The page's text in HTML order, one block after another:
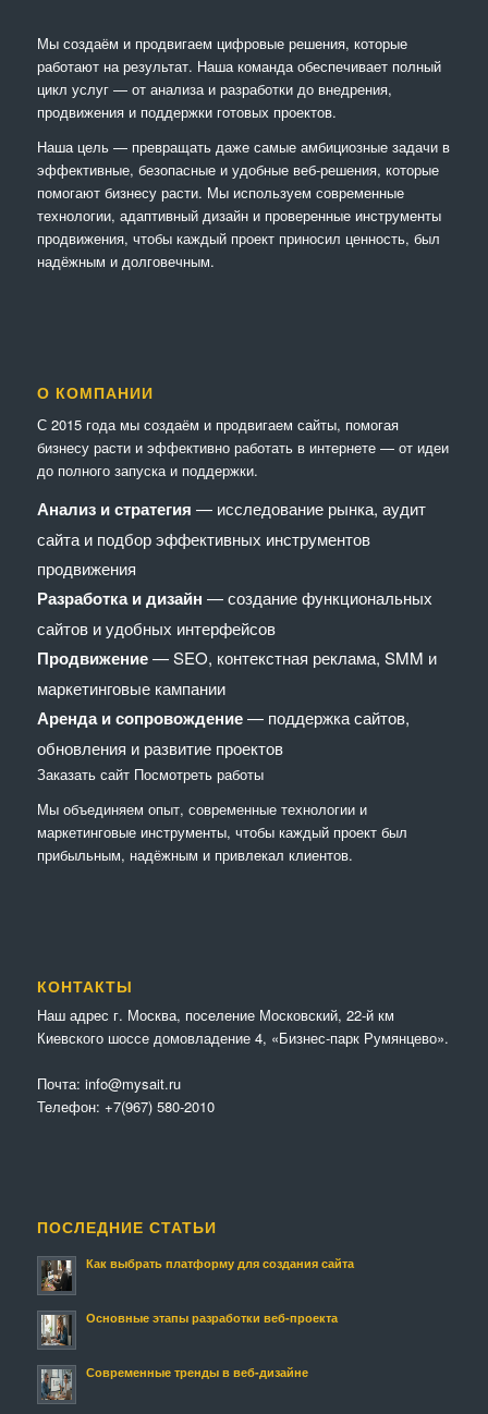
Мы создаём и продвигаем цифровые решения, которые
работают на результат. Наша команда обеспечивает полный
цикл услуг — от анализа и разработки до внедрения,
продвижения и поддержки готовых проектов.
Наша цель — превращать даже самые амбициозные задачи в
эффективные, безопасные и удобные веб-решения, которые
помогают бизнесу расти. Мы используем современные
технологии, адаптивный дизайн и проверенные инструменты
продвижения, чтобы каждый проект приносил ценность, был
надёжным и долговечным.
О КОМПАНИИ
С 2015 года мы создаём и продвигаем сайты, помогая
бизнесу расти и эффективно работать в интернете — от идеи
до полного запуска и поддержки.
Анализ и стратегия — исследование рынка, аудит
сайта и подбор эффективных инструментов
продвижения
Разработка и дизайн — создание функциональных
сайтов и удобных интерфейсов
Продвижение— SEO, контекстная реклама, SMM и
маркетинговые кампании
Аренда и сопровождение— поддержка сайтов,
обновления и развитие проектов
Заказать сайт Посмотреть работы
Мы объединяем опыт, современные технологии и
маркетинговые инструменты, чтобы каждый проект был
прибыльным, надёжным и привлекал клиентов.
КОНТАКТЫ
Наш адрес г. Москва, поселение Московский, 22-й км
Киевского шоссе домовладение 4, «Бизнес-парк Румянцево».
Почта: info@mysait.ru
Телефон: +7(967) 580-2010
ПОСЛЕДНИЕ СТАТЬИ
Как выбрать платформу для создания сайта
Основные этапы разработки веб-проекта
Современные тренды в веб-дизайне